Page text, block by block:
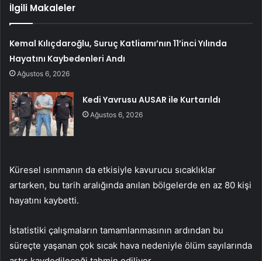
İlgili Makaleler
Kemal Kılıçdaroğlu, Suruç Katliamı’nın 11’inci Yılında
Hayatını Kaybedenleri Andı
Ağustos 6, 2026
Kedi Yavrusu AUSAR ile Kurtarıldı
Ağustos 6, 2026
Küresel ısınmanın da etkisiyle kavurucu sıcaklıklar
artarken, bu tarih aralığında anılan bölgelerde en az 80 kişi
hayatını kaybetti.
İstatistiki çalışmaların tamamlanmasının ardından bu
süreçte yaşanan çok sıcak hava nedeniyle ölüm sayılarında